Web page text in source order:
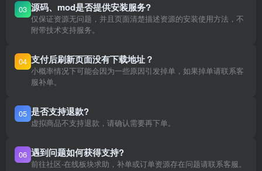
03 源码、mod是否提供安装服务?
仅保证资源无问题，并且页面清楚描述资源的安装使用方法，不
附带技术支持服务。
04 支付后刷新页面没有下载地址？
小概率情况下可能会因为一些原因引发掉单，如果掉单请联系客
服补单。
05 是否支持退款?
虚拟商品不支持退款，请确认需要再下单。
06 遇到问题如何获得支持?
前往社区-在线板块求助，补单或订单资源存在问题请联系客服。